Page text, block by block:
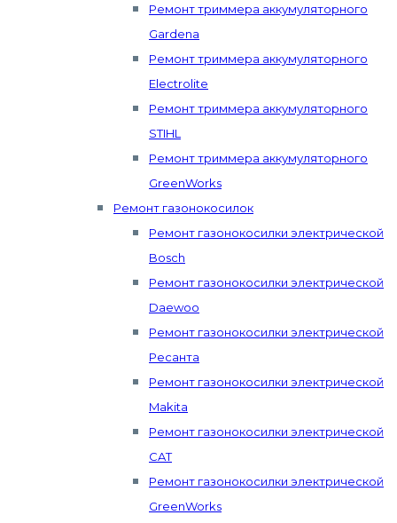
Ремонт триммера аккумуляторного
Gardena
Ремонт триммера аккумуляторного
Electrolite
Ремонт триммера аккумуляторного
STIHL
Ремонт триммера аккумуляторного
GreenWorks
Ремонт газонокосилок
Ремонт газонокосилки электрической
Bosch
Ремонт газонокосилки электрической
Daewoo
Ремонт газонокосилки электрической
Ресанта
Ремонт газонокосилки электрической
Makita
Ремонт газонокосилки электрической
CAT
Ремонт газонокосилки электрической
GreenWorks